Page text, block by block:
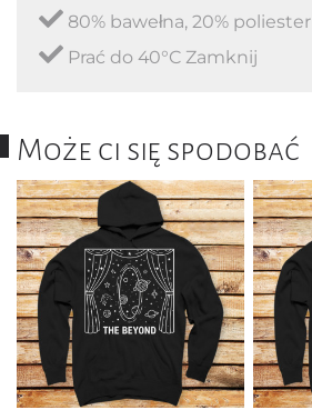
80% bawełna, 20% poliester
Prać do 40°C Zamknij
Może ci się spodobać